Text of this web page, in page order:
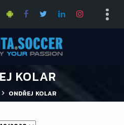
KOLAR
ONDŘEJ KOLAR